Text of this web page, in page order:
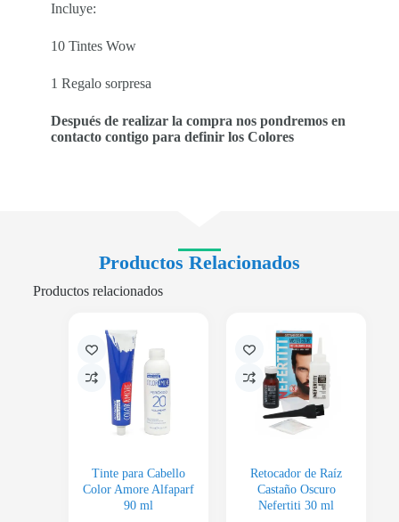
Incluye:
10 Tintes Wow
1 Regalo sorpresa
Después de realizar la compra nos pondremos en
contacto contigo para definir los Colores
Productos Relacionados
Productos relacionados
Tinte para Cabello
Color Amore Alfaparf
90 ml
Retocador de Raíz
Castaño Oscuro
Nefertiti 30 ml